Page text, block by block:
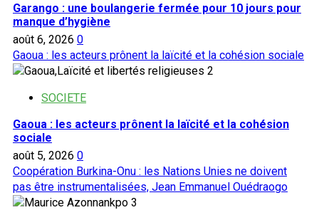
Garango : une boulangerie fermée pour 10 jours pour
manque d’hygiène
août 6, 2026 0
Gaoua : les acteurs prônent la laïcité et la cohésion sociale
2
SOCIETE
Gaoua : les acteurs prônent la laïcité et la cohésion
sociale
août 5, 2026 0
Coopération Burkina-Onu : les Nations Unies ne doivent
pas être instrumentalisées, Jean Emmanuel Ouédraogo
3